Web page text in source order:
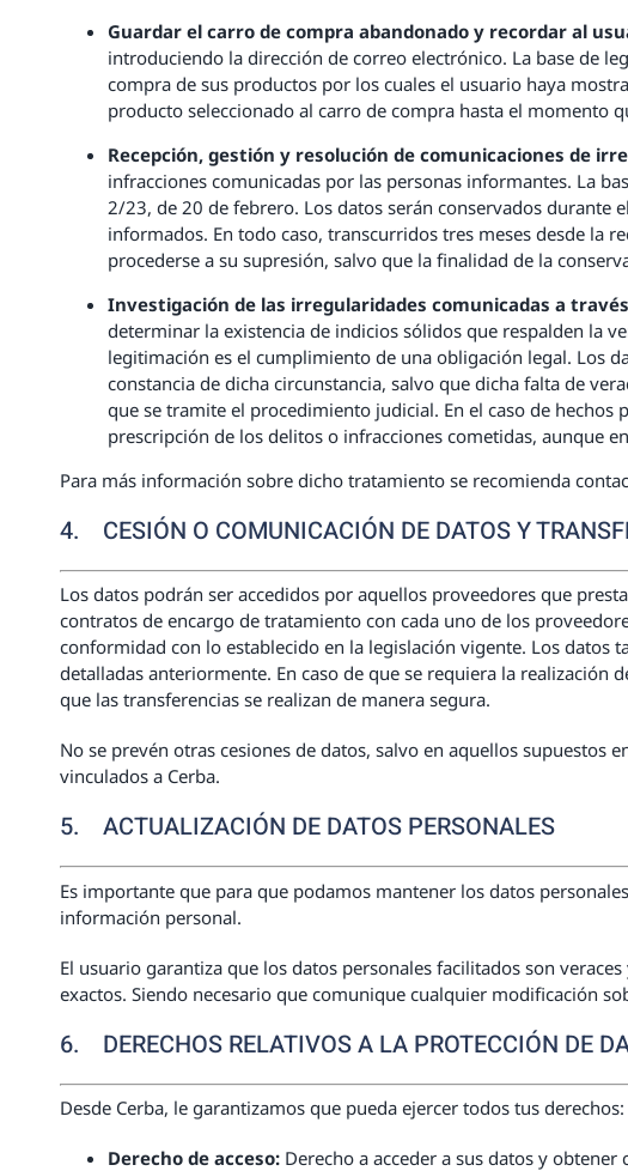
Guardar el carro de compra abandonado y recordar al
introduciendo la dirección de correo electrónico. La base de
compra de sus productos por los cuales el usuario haya
producto seleccionado al carro de compra hasta el momento
Recepción, gestión y resolución de comunicaciones de
infracciones comunicadas por las personas informantes. La
2/23, de 20 de febrero. Los datos serán conservados
informados. En todo caso, transcurridos tres meses desde la
procederse a su supresión, salvo que la finalidad de la
Investigación de las irregularidades comunicadas a
determinar la existencia de indicios sólidos que respalden la
legitimación es el cumplimiento de una obligación legal. Los
constancia de dicha circunstancia, salvo que dicha falta de
que se tramite el procedimiento judicial. En el caso de
prescripción de los delitos o infracciones cometidas, aunque
Para más información sobre dicho tratamiento se recomienda
4. CESIÓN O COMUNICACIÓN DE DATOS Y
Los datos podrán ser accedidos por aquellos proveedores que
contratos de encargo de tratamiento con cada uno de los
conformidad con lo establecido en la legislación vigente. Los datos
detalladas anteriormente. En caso de que se requiera la
que las transferencias se realizan de manera segura.
No se prevén otras cesiones de datos, salvo en aquellos supuestos
vinculados a Cerba.
5. ACTUALIZACIÓN DE DATOS PERSONALES
Es importante que para que podamos mantener los datos
información personal.
El usuario garantiza que los datos personales facilitados son
exactos. Siendo necesario que comunique cualquier modificación
6. DERECHOS RELATIVOS A LA PROTECCIÓN DE
Desde Cerba, le garantizamos que pueda ejercer todos tus derechos:
Derecho de acceso:Derecho a acceder a sus datos y